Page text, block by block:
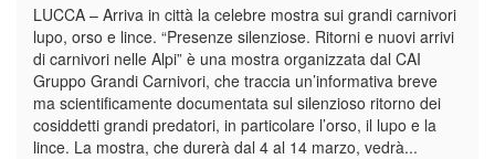
LUCCA – Arriva in città la celebre mostra sui grandi carnivori
lupo, orso e lince. “Presenze silenziose. Ritorni e nuovi arrivi
di carnivori nelle Alpi” è una mostra organizzata dal CAI
Gruppo Grandi Carnivori, che traccia un’informativa breve
ma scientificamente documentata sul silenzioso ritorno dei
cosiddetti grandi predatori, in particolare l’orso, il lupo e la
lince. La mostra, che durerà dal 4 al 14 marzo, vedrà...